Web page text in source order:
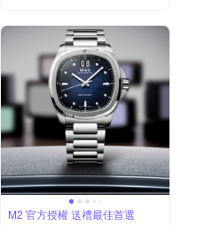
M2 官方授權 送禮最佳首選